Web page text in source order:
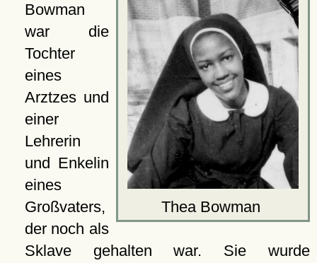
Thea Bowman
Bowman
war die
Tochter
eines
Arztzes und
einer
Lehrerin
und Enkelin
eines
Großvaters,
der noch als
Sklave gehalten war. Sie wurde